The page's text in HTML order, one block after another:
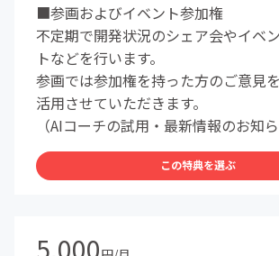
■参画およびイベント参加権
不定期で開発状況のシェア会やイベ
トなどを行います。
参画では参加権を持った方のご意見
活用させていただきます。
（AIコーチの試用・最新情報のお知ら
この特典を選ぶ
5,000